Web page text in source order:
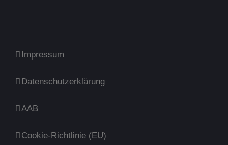
Impressum
Datenschutzerklärung
AAB
Cookie-Richtlinie (EU)